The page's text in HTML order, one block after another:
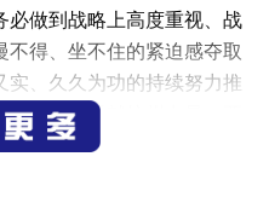
必做到战略上高度重视、战
得、坐不住的紧迫感夺取
实、久久为功的持续努力推
发展大局贡献杭州力量。要
以有力有效的制度体系夺取